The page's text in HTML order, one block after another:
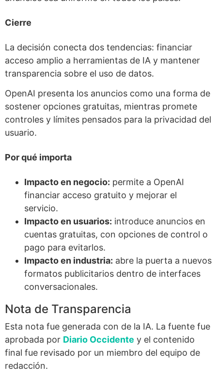
Cierre
La decisión conecta dos tendencias: financiar
acceso amplio a herramientas de IA y mantener
transparencia sobre el uso de datos.
OpenAI presenta los anuncios como una forma de
sostener opciones gratuitas, mientras promete
controles y límites pensados para la privacidad del
usuario.
Por qué importa
Impacto en negocio: permite a OpenAI
financiar acceso gratuito y mejorar el
servicio.
Impacto en usuarios: introduce anuncios en
cuentas gratuitas, con opciones de control o
pago para evitarlos.
Impacto en industria: abre la puerta a nuevos
formatos publicitarios dentro de interfaces
conversacionales.
Nota de Transparencia
Esta nota fue generada con de la IA. La fuente fue
aprobada por Diario Occidente y el contenido
final fue revisado por un miembro del equipo de
redacción.